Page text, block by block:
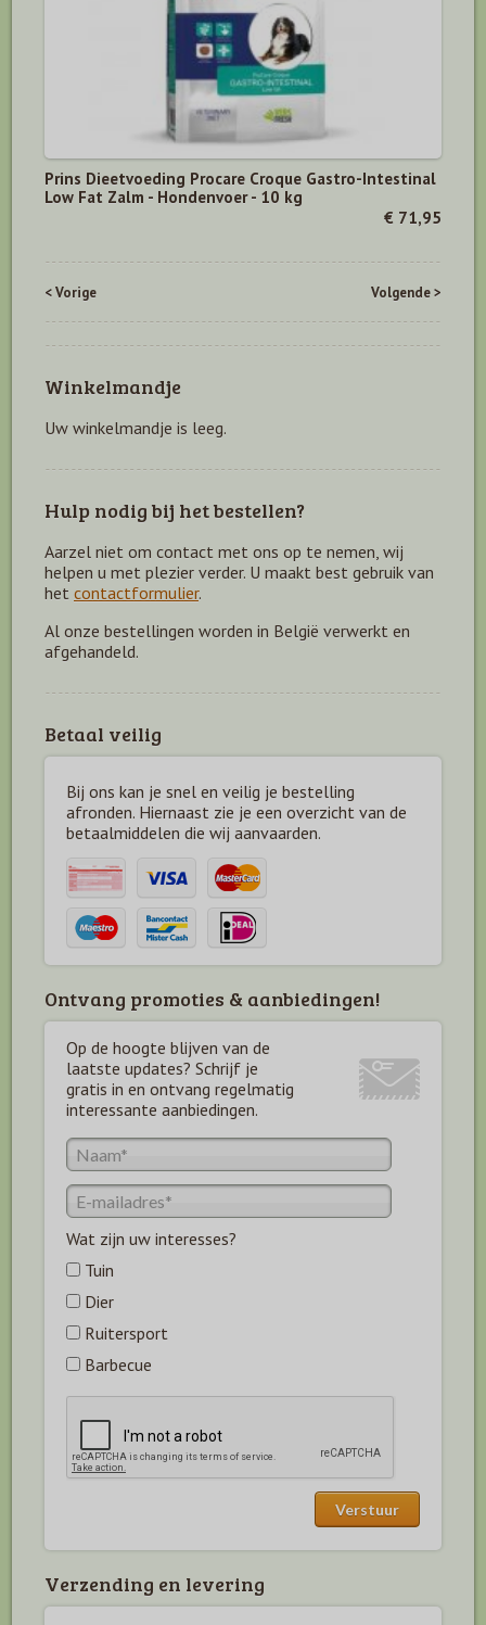
Prins Dieetvoeding Procare Croque Gastro-Intestinal
Low Fat Zalm - Hondenvoer - 10 kg
€ 71,95
< Vorige Volgende >
Winkelmandje
Uw winkelmandje is leeg.
Hulp nodig bij het bestellen?
Aarzel niet om contact met ons op te nemen, wij
helpen u met plezier verder. U maakt best gebruik van
het contactformulier.
Al onze bestellingen worden in België verwerkt en
afgehandeld.
Betaal veilig
Bij ons kan je snel en veilig je bestelling
afronden. Hiernaast zie je een overzicht van de
betaalmiddelen die wij aanvaarden.
Ontvang promoties & aanbiedingen!
Op de hoogte blijven van de
laatste updates? Schrijf je
gratis in en ontvang regelmatig
interessante aanbiedingen.
Wat zijn uw interesses?
Tuin
Dier
Ruitersport
Barbecue
Verzending en levering